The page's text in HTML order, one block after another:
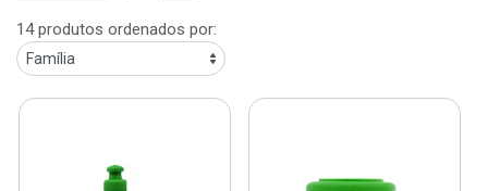
14 produtos ordenados por: